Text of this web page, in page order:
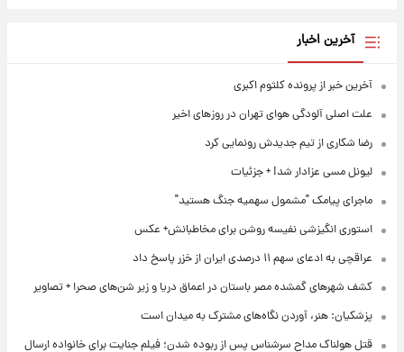
آخرین اخبار
آخرین خبر از پرونده کلثوم اکبری
علت اصلی آلودگی هوای تهران در روزهای اخیر
رضا شکاری از تیم جدیدش رونمایی کرد
لیونل مسی عزادار شد! + جزئیات
ماجرای پیامک "مشمول سهمیه جنگ هستید"
استوری انگیزشی نفیسه روشن برای مخاطبانش+ عکس
عراقچی به ادعای سهم ۱۱ درصدی ایران از خزر پاسخ داد
کشف شهرهای گمشده مصر باستان در اعماق دریا و زیر شن‌های صحرا + تصاویر
پزشکیان: هنر، آوردن نگاه‌های مشترک به میدان است
قتل هولناک مداح سرشناس پس از ربوده شدن؛ فیلم جنایت برای خانواده ارسال